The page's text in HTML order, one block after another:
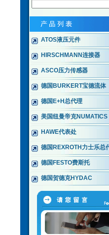
ATOS液压元件
HIRSCHMANN连接器
ASCO压力传感器
德国BURKERT宝德流体
德国E+H总代理
美国纽曼帝克NUMATICS
HAWE代表处
德国REXROTH力士乐总
德国FESTO费斯托
德国贺德克HYDAC